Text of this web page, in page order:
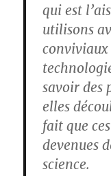
qui est
utilisons
conviviaux
savoir des
elles
fait que
devenues
science.